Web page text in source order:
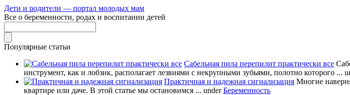
Дети и родители — портал молодых мам
Все о беременности, родах и воспитании детей
Популярные статьи
Сабельная пила перепилит практически все
инструмент, как и лобзик, располагает лезвиями с некрупными зубьями, полотно которого ...
Практичная и надежная сигнализация Многие
квартире или даче. В этой статье мы остановимся ... underБеременность